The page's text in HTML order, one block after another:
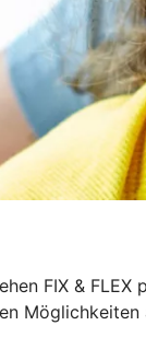
FIX &